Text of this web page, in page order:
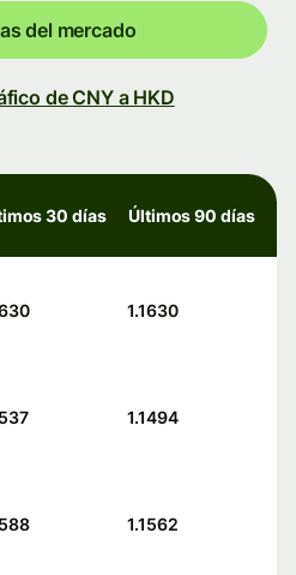
del mercado
de CNY a HKD
30 días Últimos 90 días
1.1630
1.1494
1.1562